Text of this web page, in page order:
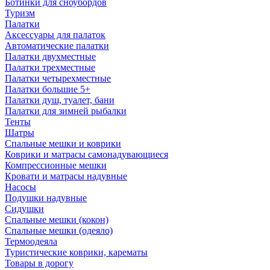
Ботинки для сноубордов
Туризм
Палатки
Аксессуары для палаток
Автоматические палатки
Палатки двухместные
Палатки трехместные
Палатки четырехместные
Палатки большие 5+
Палатки душ, туалет, бани
Палатки для зимней рыбалки
Тенты
Шатры
Спальные мешки и коврики
Коврики и матрасы самонадувающиеся
Компрессионные мешки
Кровати и матрасы надувные
Насосы
Подушки надувные
Сидушки
Спальные мешки (кокон)
Спальные мешки (одеяло)
Термоодеяла
Туристические коврики, карематы
Товары в дорогу